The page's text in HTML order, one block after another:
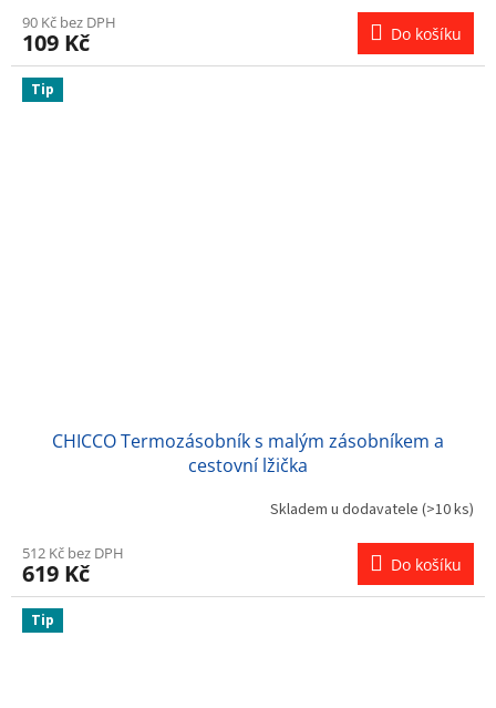
90 Kč bez DPH
109 Kč Do košíku
Tip
CHICCO Termozásobník s malým zásobníkem a
cestovní lžička
Skladem u dodavatele (>10 ks)
512 Kč bez DPH
619 Kč Do košíku
Tip